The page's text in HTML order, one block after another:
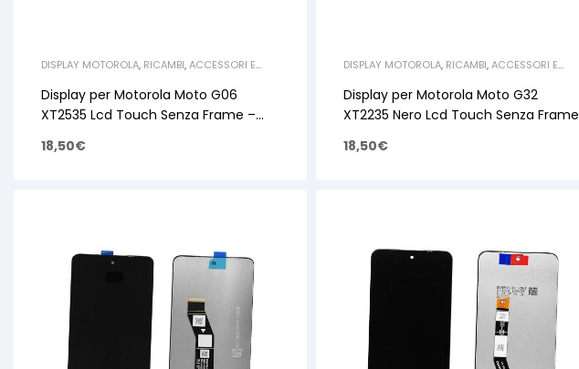
DISPLAY MOTOROLA, RICAMBI,ACCESSORI E
MOTOROLA
Display per Motorola Moto G06
XT2535 Lcd Touch Senza Frame –
18,50€
DISPLAY MOTOROLA, RICAMBI,ACCESSORI E
MOTOROLA
Display per Motorola Moto G32
XT2235 Nero Lcd Touch Senza Frame
18,50€